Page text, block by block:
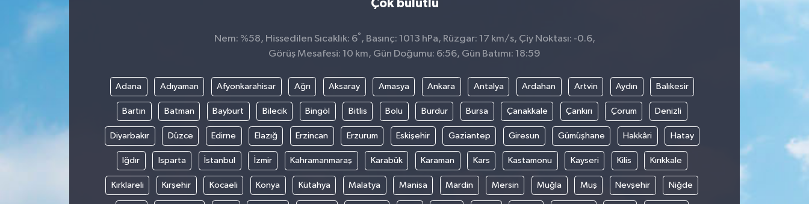
Çok bulutlu
Nem: %58, Hissedilen Sıcaklık: 6° , Basınç: 1013 hPa, Rüzgar: 17 km/s, Çiy Noktası: -0.6,
Görüş Mesafesi: 10 km, Gün Doğumu: 6:56, Gün Batımı: 18:59
Adana Adıyaman Afyonkarahisar Ağrı Aksaray Amasya Ankara Antalya Ardahan Artvin Aydın Balıkesir
Bartın Batman Bayburt Bilecik Bingöl Bitlis Bolu Burdur Bursa Çanakkale Çankırı Çorum Denizli
Diyarbakır Düzce Edirne Elazığ Erzincan Erzurum Eskişehir Gaziantep Giresun Gümüşhane Hakkâri Hatay
Iğdır Isparta İstanbul İzmir Kahramanmaraş Karabük Karaman Kars Kastamonu Kayseri Kilis Kırıkkale
Kırklareli Kırşehir Kocaeli Konya Kütahya Malatya Manisa Mardin Mersin Muğla Muş Nevşehir Niğde